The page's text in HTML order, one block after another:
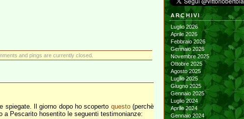
and pings are currently closed.
spiegate. Il giorno dopo ho scoperto questo(perchè
a Pescarito hosentito le seguenti testimonianze:
ARCHIVI
Luglio 2026
Aprile 2026
Febbraio 2026
Gennaio 2026
Novembre 2025
Ottobre 2025
Agosto 2025
Luglio 2025
Giugno 2025
Gennaio 2025
Luglio 2024
Aprile 2024
Gennaio 2024